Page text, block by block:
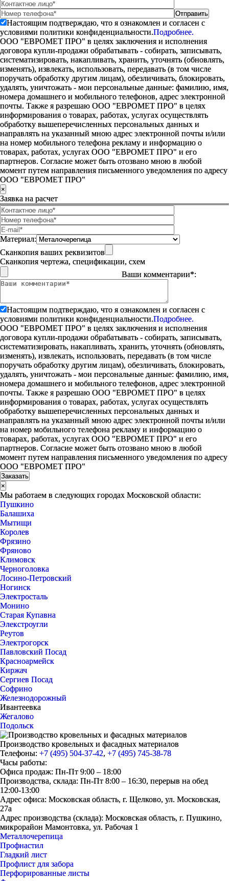
Настоящим подтверждаю, что я ознакомлен и согласен с
условиями политики конфиденциальности.Подробнее.
ООО "ЕВРОМЕТ ПРО" в целях заключения и исполнения
договора купли-продажи обрабатывать - собирать, записывать,
систематизировать, накапливать, хранить, уточнять (обновлять,
изменять), извлекать, использовать, передавать (в том числе
поручать обработку другим лицам), обезличивать, блокировать,
удалять, уничтожать - мои персональные данные: фамилию, имя,
номера домашнего и мобильного телефонов, адрес электронной
почты. Также я разрешаю ООО "ЕВРОМЕТ ПРО" в целях
информирования о товарах, работах, услугах осуществлять
обработку вышеперечисленных персональных данных и
направлять на указанный мною адрес электронной почты и/или
на номер мобильного телефона рекламу и информацию о
товарах, работах, услугах ООО "ЕВРОМЕТ ПРО" и его
партнеров. Согласие может быть отозвано мною в любой
момент путем направления письменного уведомления по адресу
ООО "ЕВРОМЕТ ПРО"
×
Заявка на расчет
Материал:
Сканкопия ваших реквизитов
Сканкопия чертежа, спецификации, схем
Ваши комментарии*:
Настоящим подтверждаю, что я ознакомлен и согласен с
условиями политики конфиденциальности.Подробнее.
ООО "ЕВРОМЕТ ПРО" в целях заключения и исполнения
договора купли-продажи обрабатывать - собирать, записывать,
систематизировать, накапливать, хранить, уточнять (обновлять,
изменять), извлекать, использовать, передавать (в том числе
поручать обработку другим лицам), обезличивать, блокировать,
удалять, уничтожать - мои персональные данные: фамилию, имя,
номера домашнего и мобильного телефонов, адрес электронной
почты. Также я разрешаю ООО "ЕВРОМЕТ ПРО" в целях
информирования о товарах, работах, услугах осуществлять
обработку вышеперечисленных персональных данных и
направлять на указанный мною адрес электронной почты и/или
на номер мобильного телефона рекламу и информацию о
товарах, работах, услугах ООО "ЕВРОМЕТ ПРО" и его
партнеров. Согласие может быть отозвано мною в любой
момент путем направления письменного уведомления по адресу
ООО "ЕВРОМЕТ ПРО"
×
Мы работаем в следующих городах Московской области:
Пушкино
Балашиха
Мытищи
Королев
Фрязино
Фряново
Климовск
Черноголовка
Лосино-Петровский
Ногинск
Электросталь
Монино
Старая Купавна
Элекстроугли
Реутов
Электрогорск
Павловский Посад
Красноармейск
Киржач
Сергиев Посад
Софрино
Железнодорожный
Ивантеевка
Жегалово
Подольск
Производство кровельных и фасадных материалов
Телефоны: +7 (495) 504-37-42, +7 (495) 745-38-78
Часы работы:
Офиса продаж: Пн-Пт 9:00 – 18:00
Производства, склада: Пн-Пт 8:00 – 16:30, перерыв на обед
12:00-13:00
Адрес офиса: Московская область, г. Щелково, ул. Московская,
27а
Адрес производства (склада): Московская область, г. Пушкино,
микрорайон Мамонтовка, ул. Рабочая 1
Металлочерепица
Профнастил
Гладкий лист
Профлист для забора
Перфорированные листы